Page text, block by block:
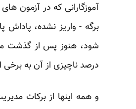
آموزگارانی که در آزمون
برگه - واریز نشده، پاداش
شود، هنوز پس از گذشت
درصد ناچیزی از آن به
و همه اینها از برکات